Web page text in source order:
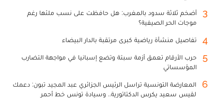
3
أضخم ثلاثة سدود بالمغرب: هل حافظت على نسب ملئها رغم
موجات الحر الصيفية؟
4 تفاصيل منشأة رياضية كبرى مرتقبة بالدار البيضاء
5
حرب الأرقام تعمق أزمة سبتة وتضع إسبانيا في مواجهة التضارب
المؤسساتي
6
المعارضة التونسية تراسل الرئيس الجزائري عبد المجيد تبون: دعمك
لقيس سعيد يكرس الدكتاتورية.. وسيادة تونس خط أحمر